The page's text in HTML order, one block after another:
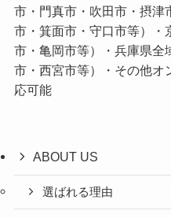
市・門真市・吹田市・摂津
市・箕面市・守口市等）・
市・亀岡市等）・兵庫県全
市・西宮市等）・その他オ
応可能
ABOUT US
選ばれる理由